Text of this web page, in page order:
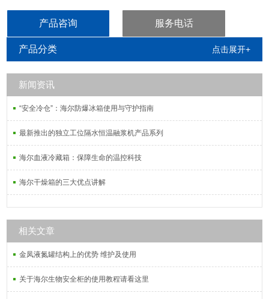
产品咨询 服务电话
产品分类 点击展开+
新闻资讯
“安全冷仓”：海尔防爆冰箱使用与守护指南
最新推出的独立工位隔水恒温融浆机产品系列
海尔血液冷藏箱：保障生命的温控科技
海尔干燥箱的三大优点讲解
相关文章
金凤液氮罐结构上的优势 维护及使用
关于海尔生物安全柜的使用教程请看这里